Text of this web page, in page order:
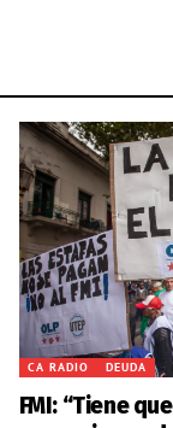
CA RADIO DEUDA
FMI: “Tiene